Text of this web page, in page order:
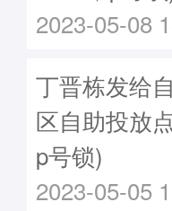
2023-05-08
丁晋栋发给
区自助投放
p号锁)
2023-05-05